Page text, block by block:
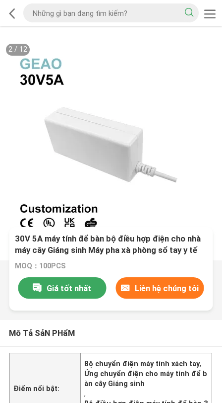
2/ 12
30V 5A máy tính để bàn bộ điều hợp điện cho nhà
máy cây Giáng sinh Máy pha xà phòng sổ tay y tế
MOQ：100PCS
Giá tốt nhất Liên hệ chúng tôi
Mô Tả SảN PHẩM
Điểm nổi bật:
Bộ chuyển điện máy tính xách tay,
Ứng chuyển điện cho máy tính để b
àn cây Giáng sinh
,